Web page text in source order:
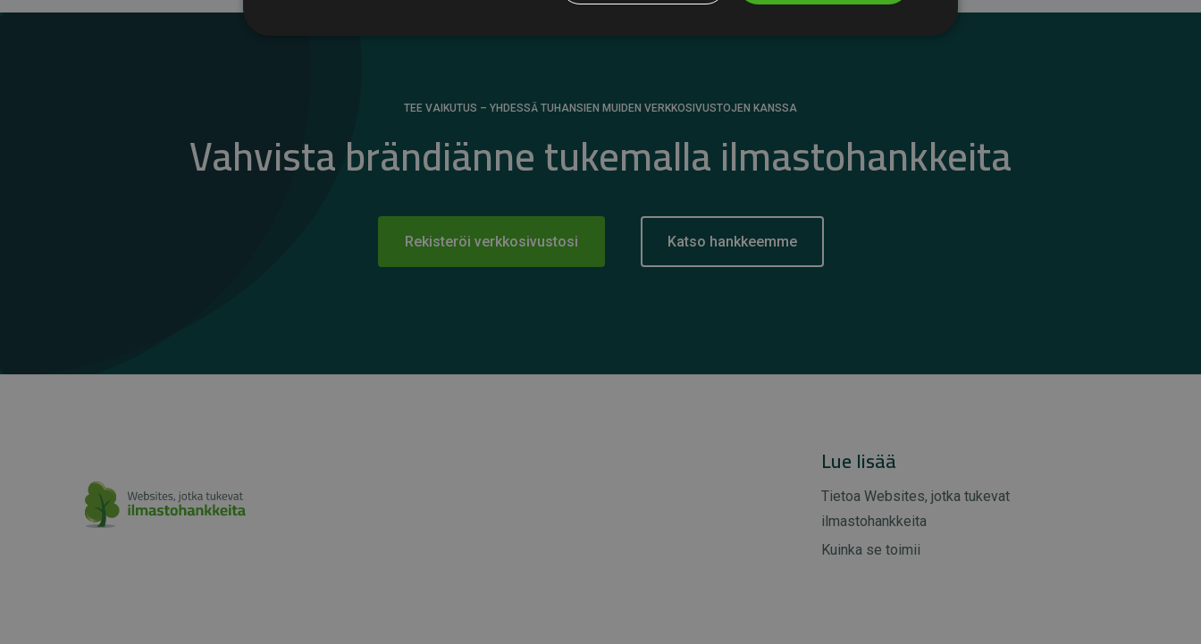
TEE VAIKUTUS – YHDESSÄ TUHANSIEN MUIDEN VERKKOSIVUSTOJEN KANSSA
Vahvista brändiänne tukemalla ilmastohankkeita
Rekisteröi verkkosivustosi Katso hankkeemme
Lue lisää
Tietoa Websites, jotka tukevat
ilmastohankkeita
Kuinka se toimii